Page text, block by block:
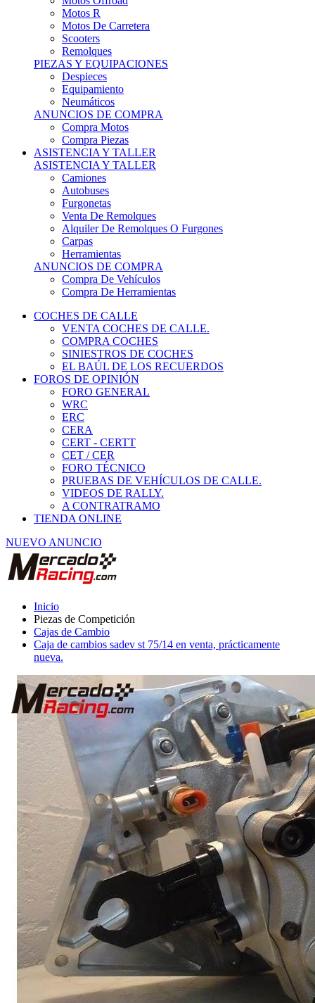
Motos R
Motos De Carretera
Scooters
Remolques
PIEZAS Y EQUIPACIONES
Despieces
Equipamiento
Neumáticos
ANUNCIOS DE COMPRA
Compra Motos
Compra Piezas
ASISTENCIA Y TALLER
ASISTENCIA Y TALLER
Camiones
Autobuses
Furgonetas
Venta De Remolques
Alquiler De Remolques O Furgones
Carpas
Herramientas
ANUNCIOS DE COMPRA
Compra De Vehículos
Compra De Herramientas
COCHES DE CALLE
VENTA COCHES DE CALLE.
COMPRA COCHES
SINIESTROS DE COCHES
EL BAÚL DE LOS RECUERDOS
FOROS DE OPINIÓN
FORO GENERAL
WRC
ERC
CERA
CERT - CERTT
CET / CER
FORO TÉCNICO
PRUEBAS DE VEHÍCULOS DE CALLE.
VIDEOS DE RALLY.
A CONTRATRAMO
TIENDA ONLINE
NUEVO ANUNCIO
Inicio
Piezas de Competición
Cajas de Cambio
Caja de cambios sadev st 75/14 en venta, prácticamente
nueva.